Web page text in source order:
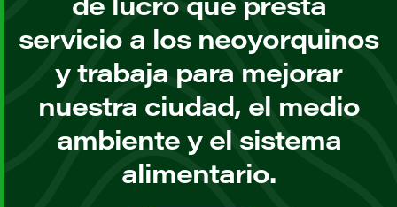
servicio a los neoyorquinos
y trabaja para mejorar
nuestra ciudad, el medio
ambiente y el sistema
alimentario.